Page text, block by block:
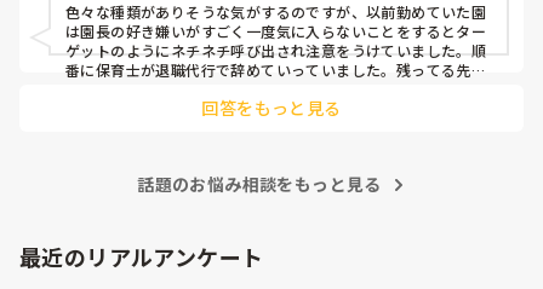
色々な種類がありそうな気がするのですが、以前勤めていた園
は園長の好き嫌いがすごく一度気に入らないことをするとター
ゲットのようにネチネチ呼び出され注意をうけていました。順
番に保育士が退職代行で辞めていっていました。残ってる先生
由にできずで、やめたいけど子どもたちのことを思うとやめれ
回答をもっと見る
話題のお悩み相談をもっと見る
最近のリアルアンケート